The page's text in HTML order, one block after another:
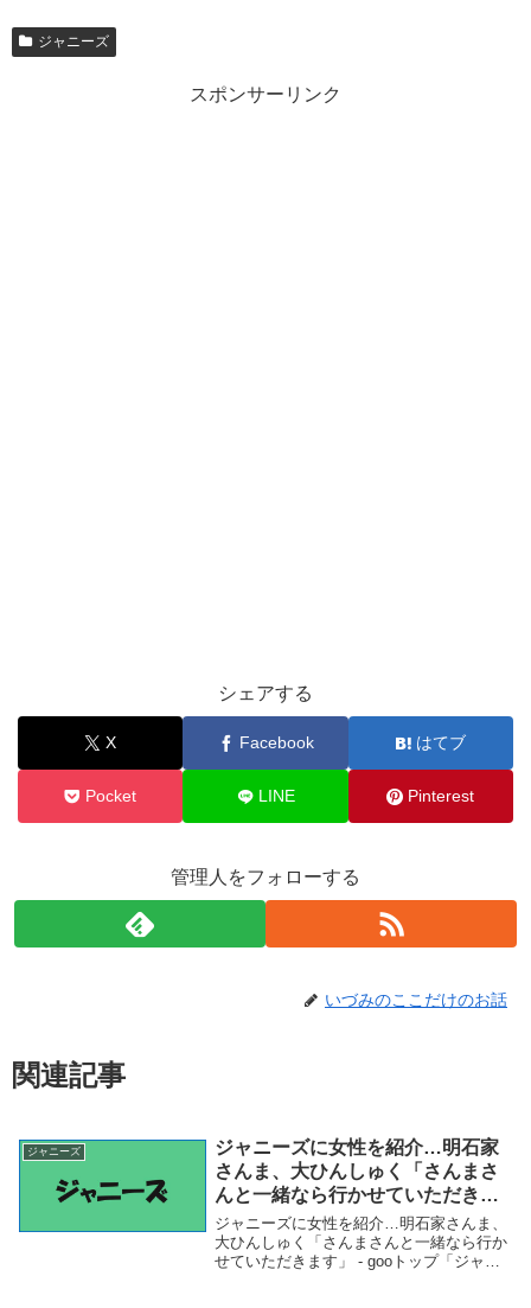
ジャニーズ
スポンサーリンク
シェアする
X Facebook はてブ
Pocket LINE Pinterest
管理人をフォローする
いづみのここだけのお話
関連記事
ジャニーズ
ジャニーズに女性を紹介…明石家
さんま、大ひんしゅく「さんまさ
んと一緒なら行かせていただきま
す」 – gooトップ
ジャニーズに女性を紹介…明石家さんま、
大ひんしゅく「さんまさんと一緒なら行か
せていただきます」 - gooトップ「ジャニ